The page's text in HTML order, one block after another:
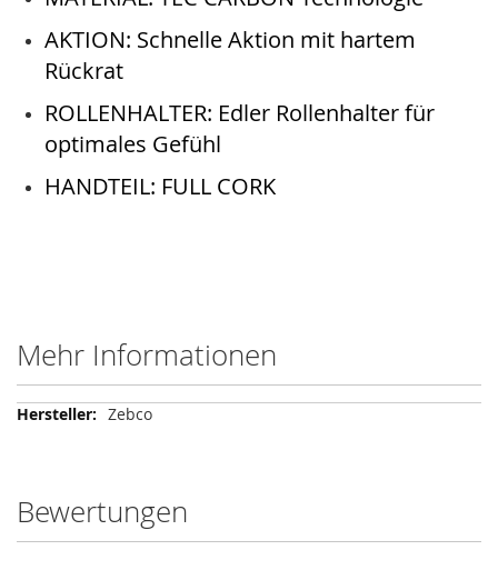
AKTION: Schnelle Aktion mit hartem
Rückrat
ROLLENHALTER: Edler Rollenhalter für
optimales Gefühl
HANDTEIL: FULL CORK
Mehr Informationen
Mehr
Zebco
Bewertungen